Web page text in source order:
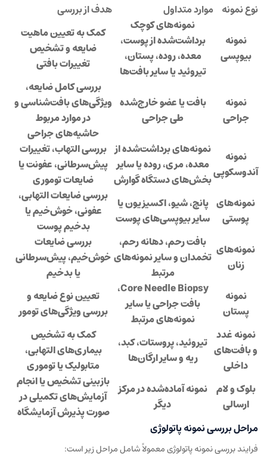
نوع نمونه موارد متداول
هدف از بررسی
نمونه
بیوپسی
نمونه‌های کوچک
برداشت‌شده از پوست،
معده، روده، پستان،
تیروئید یا سایر بافت‌ها
کمک به تعیین ماهیت
ضایعه و تشخیص
تغییرات بافتی
نمونه
جراحی
بافت یا عضو خارج‌شده
طی جراحی
بررسی کامل ضایعه،
ویژگی‌های بافت‌شناسی و
در موارد مربوط
حاشیه‌های جراحی
نمونه
آندوسکوپی
نمونه‌های برداشت‌شده از
معده، مری، روده یا سایر
بخش‌های دستگاه گوارش
بررسی التهاب، تغییرات
پیش‌سرطانی، عفونت یا
ضایعات توموری
نمونه‌های
پوستی
پانچ، شیو، اکسیزیون یا
سایر بیوپسی‌های پوست
بررسی ضایعات التهابی،
عفونی، خوش‌خیم یا
بدخیم پوست
نمونه‌های
زنان
بافت رحم، دهانه رحم،
تخمدان و سایر نمونه‌های
مرتبط
بررسی ضایعات
خوش‌خیم، پیش‌سرطانی
یا بدخیم
نمونه
پستان
Core Needle Biopsy،
بافت جراحی یا سایر
نمونه‌های مرتبط
تعیین نوع ضایعه و
بررسی ویژگی‌های تومور
نمونه غدد
و بافت‌های
داخلی
تیروئید، پروستات، کبد،
ریه و سایر ارگان‌ها
کمک به تشخیص
بیماری‌های التهابی،
متابولیک یا توموری
بلوک و لام
ارسالی
نمونه آماده‌شده در مرکز
دیگر
بازبینی تشخیص یا انجام
آزمایش‌های تکمیلی در
صورت پذیرش آزمایشگاه
مراحل بررسی نمونه پاتولوژی
فرایند بررسی نمونه پاتولوژی معمولاً شامل مراحل زیر است: